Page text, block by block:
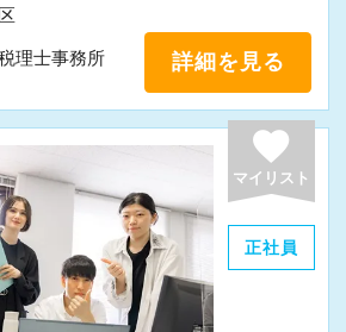
理士事務所 詳細を見る
favorite
マイリスト
正社員